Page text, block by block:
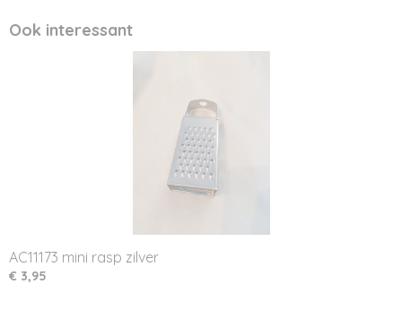
Ook interessant
AC11173 mini rasp zilver
€ 3,95